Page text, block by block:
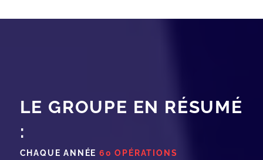
LE GROUPE EN RÉSUMÉ
:
CHAQUE ANNÉE 60 OPÉRATIONS